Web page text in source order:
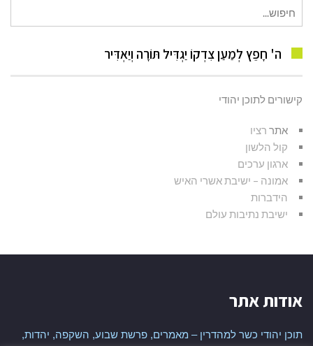
עבור:
ה' חָפֵץ לְמַעַן צִדְקוֹ יַגְדִּיל תּוֹרָה וְיַאְדִּיר
קישורים לתוכן יהודי
אתר רציו
קול הלשון
ארגון ערכים
אמונה – ישיבת אשרי האיש
הידברות
ישיבת נתיבות עולם
אודות אתר
תוכן יהודי כשר למהדרין – מאמרים, פרשת שבוע, השקפה, יהדות,